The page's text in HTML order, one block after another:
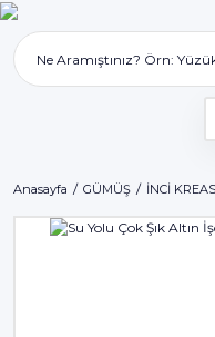
Anasayfa GÜMÜŞ İNCİ